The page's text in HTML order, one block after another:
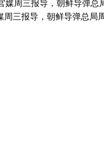
周三报导，朝鲜导弹总局